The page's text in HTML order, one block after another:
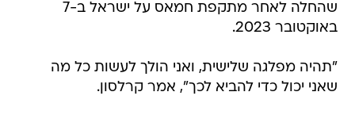
שהחלה לאחר מתקפת חמאס על ישראל ב-7
באוקטובר 2023.
"תהיה מפלגה שלישית, ואני הולך לעשות כל מה
שאני יכול כדי להביא לכך", אמר קרלסון.